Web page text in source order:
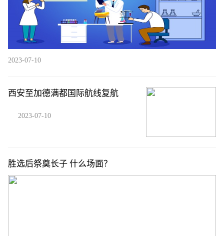
2023-07-10
西安至加德满都国际航线复航
2023-07-10
胜选后祭奠长子 什么场面？